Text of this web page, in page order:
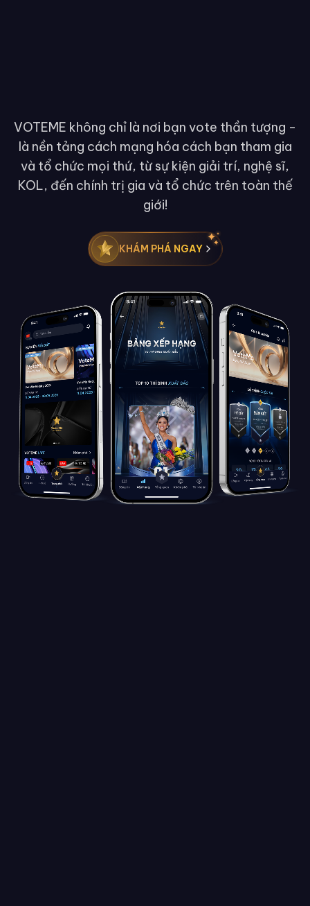
VOTEME không chỉ là nơi bạn vote thần tượng -
là nền tảng cách mạng hóa cách bạn tham gia
và tổ chức mọi thứ, từ sự kiện giải trí, nghệ sĩ,
KOL, đến chính trị gia và tổ chức trên toàn thế
giới!
KHÁM PHÁ NGAY